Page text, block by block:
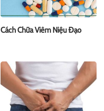
Cách Chữa Viêm Niệu Đạo